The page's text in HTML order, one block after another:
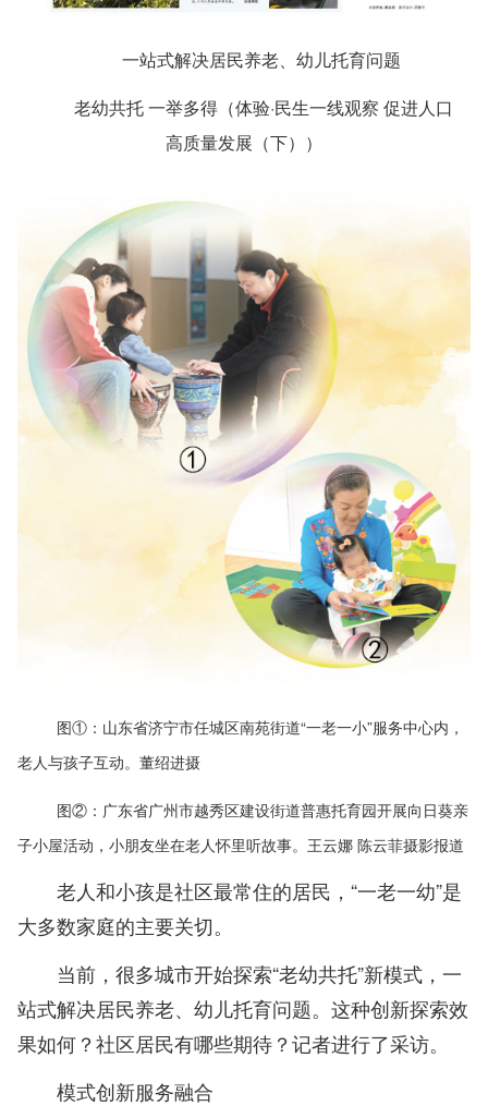
一站式解决居民养老、幼儿托育问题
老幼共托 一举多得（体验·民生一线观察 促进人口
高质量发展（下））
图①：山东省济宁市任城区南苑街道“一老一小”服务中心内，
老人与孩子互动。董绍进摄
图②：广东省广州市越秀区建设街道普惠托育园开展向日葵亲
子小屋活动，小朋友坐在老人怀里听故事。王云娜 陈云菲摄影报道
老人和小孩是社区最常住的居民，“一老一幼”是
大多数家庭的主要关切。
当前，很多城市开始探索“老幼共托”新模式，一
站式解决居民养老、幼儿托育问题。这种创新探索效
果如何？社区居民有哪些期待？记者进行了采访。
模式创新服务融合